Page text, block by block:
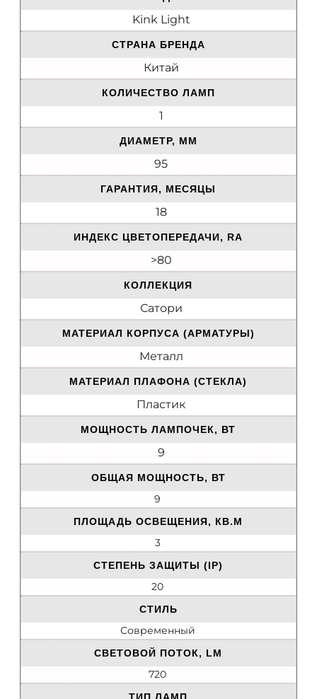
Kink Light
СТРАНА БРЕНДА
Китай
КОЛИЧЕСТВО ЛАМП
1
ДИАМЕТР, ММ
95
ГАРАНТИЯ, МЕСЯЦЫ
18
ИНДЕКС ЦВЕТОПЕРЕДАЧИ, RA
>80
КОЛЛЕКЦИЯ
Сатори
МАТЕРИАЛ КОРПУСА (АРМАТУРЫ)
Металл
МАТЕРИАЛ ПЛАФОНА (СТЕКЛА)
Пластик
МОЩНОСТЬ ЛАМПОЧЕК, ВТ
9
ОБЩАЯ МОЩНОСТЬ, ВТ
9
ПЛОЩАДЬ ОСВЕЩЕНИЯ, КВ.М
3
СТЕПЕНЬ ЗАЩИТЫ (IP)
20
СТИЛЬ
Современный
СВЕТОВОЙ ПОТОК, LM
720